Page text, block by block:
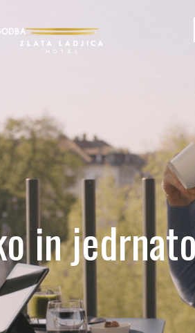
in